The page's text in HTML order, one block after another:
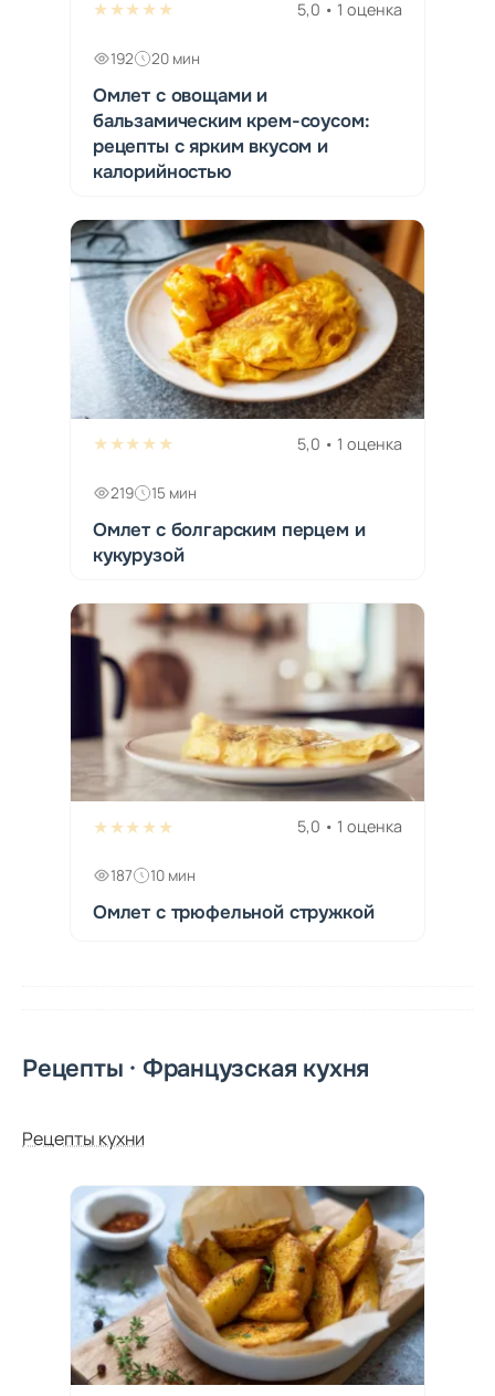
★★★★★ 5,0 • 1 оценка
192 20 мин
Омлет с овощами и
бальзамическим крем-соусом:
рецепты с ярким вкусом и
калорийностью
★★★★★ 5,0 • 1 оценка
219 15 мин
Омлет с болгарским перцем и
кукурузой
★★★★★ 5,0 • 1 оценка
187 10 мин
Омлет с трюфельной стружкой
Рецепты · Французская кухня
Рецепты кухни